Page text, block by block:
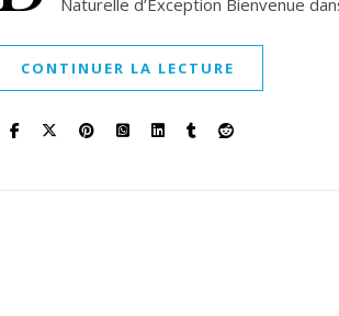
Naturelle d’Exception Bienvenue
CONTINUER LA LECTURE